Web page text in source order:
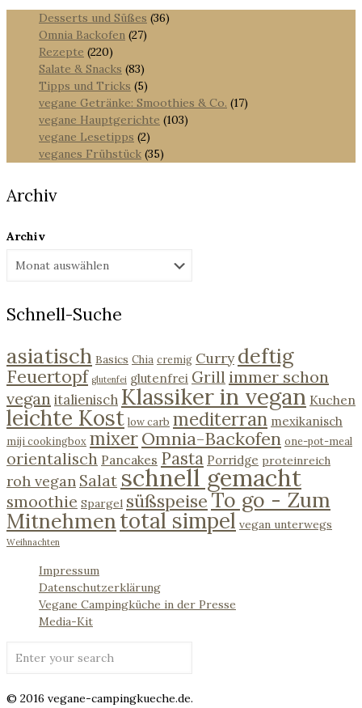
Desserts und Süßes (36)
Omnia Backofen (27)
Rezepte (220)
Salate & Snacks (83)
Tipps und Tricks (5)
vegane Getränke: Smoothies & Co. (17)
vegane Hauptgerichte (103)
vegane Lesetipps (2)
veganes Frühstück (35)
Archiv
Archiv
Schnell-Suche
asiatisch Basics Chia cremig Curry deftig
Feuertopf glutenfei glutenfrei Grill immer schon
vegan italienisch Klassiker in vegan Kuchen
leichte Kost low carb mediterran mexikanisch
miji cookingbox mixerOmnia-Backofen one-pot-meal
orientalisch Pancakes Pasta Porridge proteinreich
roh vegan Salat schnell gemacht
smoothie Spargel süßspeiseTo go - Zum
Mitnehmentotal simpel vegan unterwegs
Weihnachten
Impressum
Datenschutzerklärung
Vegane Campingküche in der Presse
Media-Kit
© 2016 vegane-campingkueche.de.